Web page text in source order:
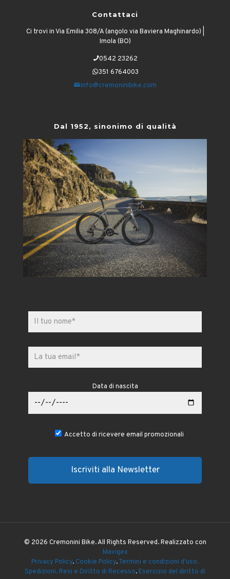
Contattaci
Ci trovi in Via Emilia 308/A (angolo via Baviera Maghinardo) |
Imola (BO)
0542 23262
351 6764003
info@cremoninibike.com
Dal 1952, sinonimo di qualità
Data di nascita
Accetto di ricevere email promozionali
© 2026 Cremonini Bike. All Rights Reserved. Realizzato con
Mavigex
Privacy Policy. Cookie Policy.Termini e condizioni d'uso.
Spedizioni, Resi e Diritto di Recesso. Esercizio del diritto di